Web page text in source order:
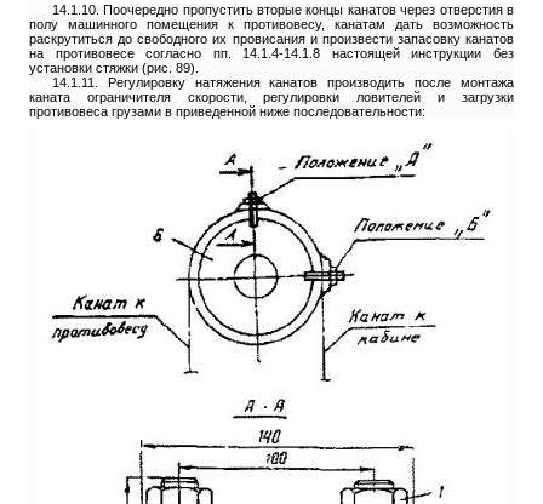
14.1.10. Поочередно пропустить вторые концы канатов через отверстия в
полу машинного помещения к противовесу, канатам дать возможность
раскрутиться до свободного их провисания и произвести запасовку канатов
на противовесе согласно пп. 14.1.4-14.1.8 настоящей инструкции без
установки стяжки (рис. 89).
14.1.11. Регулировку натяжения канатов производить после монтажа
каната ограничителя скорости, регулировки ловителей и загрузки
противовеса грузами в приведенной ниже последовательности: